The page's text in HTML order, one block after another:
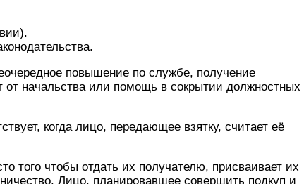
повышение по службе, получение
от начальства или помощь в сокрытии должностных
когда лицо, передающее взятку, считает её
того чтобы отдать их получателю, присваивает их
Лицо, планировавшее совершить подкуп и